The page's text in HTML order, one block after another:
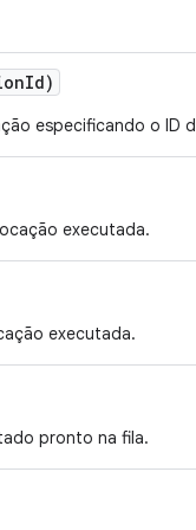
Id)
especificando o ID
executada.
executada.
pronto na fila.